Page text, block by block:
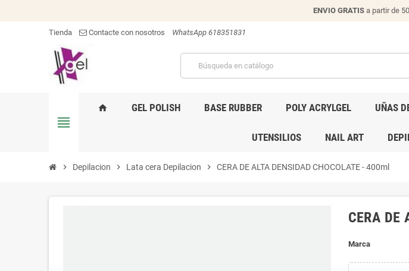
ENVIO GRATIS a partir de
Tienda Contacte con nosotros WhatsApp 618351831
view_headline
home GEL POLISH BASE RUBBER POLY ACRYLGEL UÑAS
UTENSILIOS NAIL ART
chevron_right Depilacion chevron_right Lata cera Depilacion chevron_right CERA DE ALTA DENSIDAD CHOCOLATE - 400ml
CERA DE
Marca